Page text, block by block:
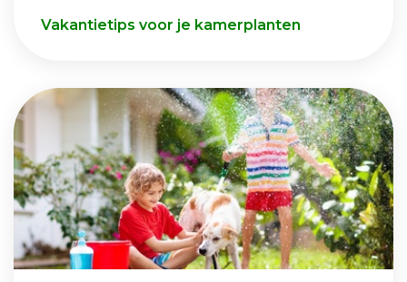
Vakantietips voor je kamerplanten